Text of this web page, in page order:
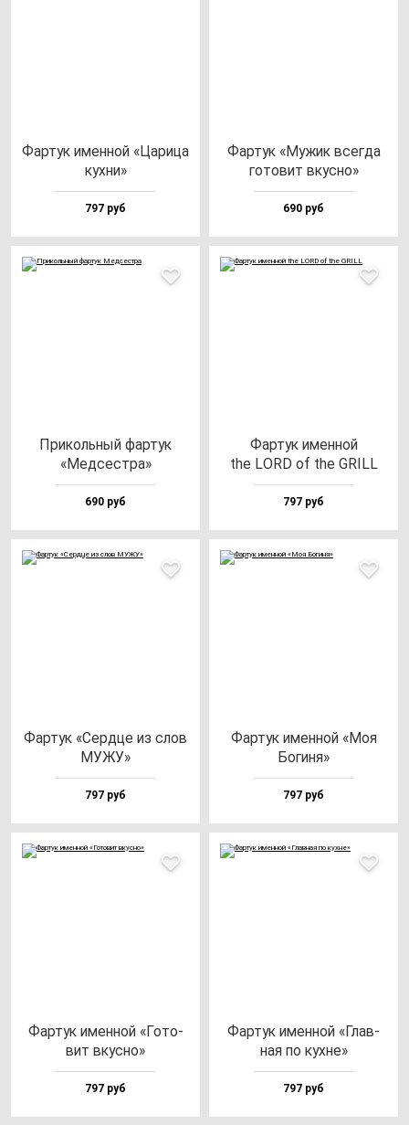
Фар­тук имен­ной «Цари­ца
кух­ни»
797 руб
Фар­тук «Мужик всег­да
го­то­вит вкус­но»
690 руб
При­коль­ный фар­тук
«Мед­сес­тра»
690 руб
Фар­тук имен­ной
the LORD of the GRILL
797 руб
Фар­тук «Сер­дце из слов
МУЖУ»
797 руб
Фар­тук имен­ной «Моя
Боги­ня»
797 руб
Фар­тук имен­ной «Гото­
вит вкус­но»
797 руб
Фар­тук имен­ной «Глав­
ная по кух­не»
797 руб